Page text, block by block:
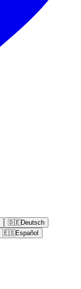
🇩🇪Deutsch
🇪🇸Español